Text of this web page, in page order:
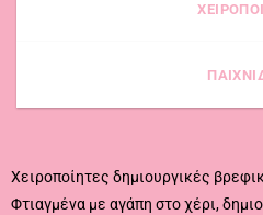
Χειροποίητες δημιουργικές
Φτιαγμένα με αγάπη στο χέρι,